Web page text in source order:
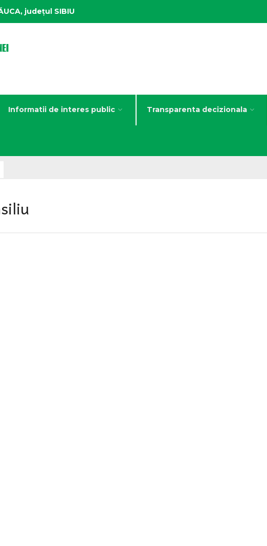
județul SIBIU
Informatii de interes public Transparenta decizionala